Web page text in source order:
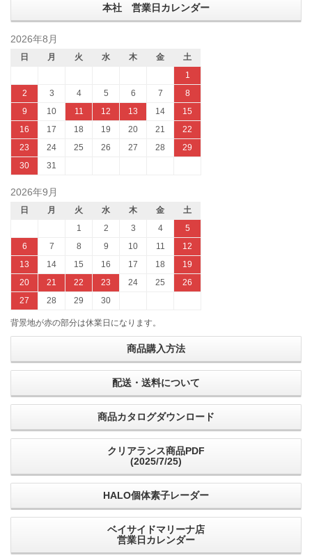
本社 営業日カレンダー
2026年8月
日 月 火 水 木 金
土
1
2
3 4 5 6 7
8
9
10 11 12 13 14
15
16
17 18 19 20 21
22
23
24 25 26 27 28
29
30
31
2026年9月
日 月 火 水 木 金
土
1
2 3 4
5
6
7 8 9 10 11
12
13
14 15 16 17 18
19
20
21 22 23 24 25
26
27
28 29 30
背景地が赤の部分は休業日になります。
商品購入方法
配送・送料について
商品カタログダウンロード
クリアランス商品PDF
(2025/7/25)
HALO個体素子レーダー
ベイサイドマリーナ店
営業日カレンダー